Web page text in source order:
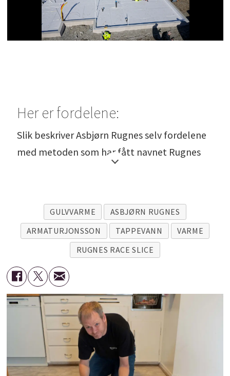
Her er fordelene:
Slik beskriver Asbjørn Rugnes selv fordelene
med metoden som har fått navnet Rugnes
• Frostsikker installasjon.
• Effektiv installasjon.
• Fleksibel metode.
• Du får kontrollert oppstikk og sluk.
• Du får låst oppstikkene i vater slik at du
slipper å rette på dem med to bend over
gulv.
GULVVARME
ASBJØRN RUGNES
ARMATURJONSSON
TAPPEVANN
VARME
RUGNES RACE SLICE